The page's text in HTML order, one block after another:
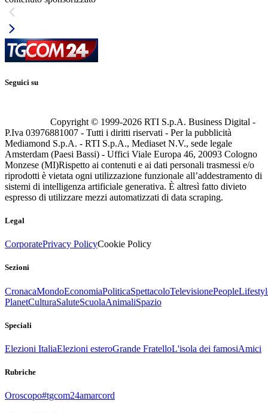
Seguici su
Copyright © 1999-2026 RTI S.p.A. Business Digital -
P.Iva 03976881007 - Tutti i diritti riservati - Per la pubblicità
Mediamond S.p.A. - RTI S.p.A., Mediaset N.V., sede legale
Amsterdam (Paesi Bassi) - Uffici Viale Europa 46, 20093 Cologno
Monzese (MI)Rispetto ai contenuti e ai dati personali trasmessi e/o
riprodotti è vietata ogni utilizzazione funzionale all’addestramento di
sistemi di intelligenza artificiale generativa. È altresì fatto divieto
espresso di utilizzare mezzi automatizzati di data scraping.
Legal
CorporatePrivacy PolicyCookie Policy
Sezioni
CronacaMondoEconomiaPoliticaSpettacoloTelevisionePeople
PlanetCulturaSaluteScuolaAnimaliSpazio
Speciali
Elezioni ItaliaElezioni esteroGrande FratelloL'isola dei famosiAmici
Rubriche
Oroscopo#tgcom24amarcord